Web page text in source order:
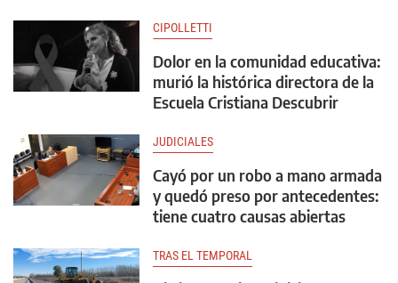
CIPOLLETTI
Dolor en la comunidad educativa:
murió la histórica directora de la
Escuela Cristiana Descubrir
JUDICIALES
Cayó por un robo a mano armada
y quedó preso por antecedentes:
tiene cuatro causas abiertas
TRAS EL TEMPORAL